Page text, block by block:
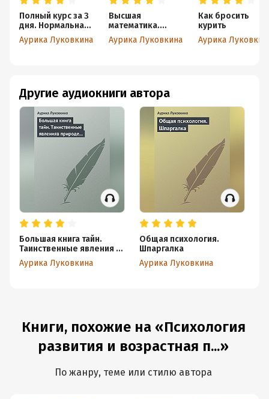
Полный курс за 3
дня. Нормальная
физиология
Аурика Луковкина
Высшая
математика.
Шпаргалка
Аурика Луковкина
Как бросить
курить
Аурика
Другие аудиокниги автора
Большая книга тайн.
Таинственные явления в
природе и истории
Аурика Луковкина
Общая психология.
Шпаргалка
Аурика Луковкина
Книги, похожие на «Психология
развития и возрастная п...»
По жанру, теме или стилю автора